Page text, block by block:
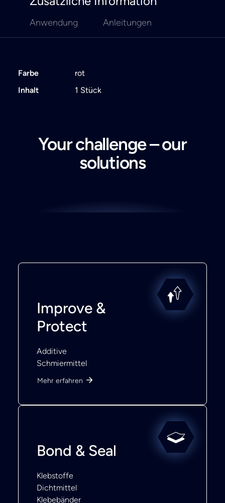
Anwendung Anleitungen
Farbe
rot
Inhalt
1 Stück
Your challenge – our
solutions
Improve &
Protect
Additive
Schmiermittel
Mehr erfahren
Bond & Seal
Klebstoffe
Dichtmittel
Klebebänder